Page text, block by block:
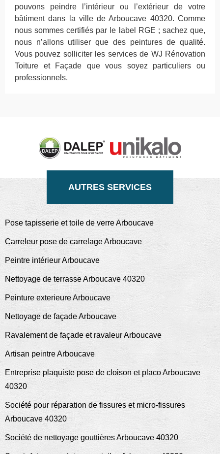
pouvons peindre l’intérieur ou l’extérieur de votre
bâtiment dans la ville de Arboucave 40320. Comme
nous sommes certifiés par le label RGE ; sachez que,
nous n’allons utiliser que des peintures de qualité.
Vous pouvez solliciter les services de WJ Rénovation
Toiture et Façade que vous soyez particuliers ou
professionnels.
AUTRES SERVICES
Pose tapisserie et toile de verre Arboucave
Carreleur pose de carrelage Arboucave
Peintre intérieur Arboucave
Nettoyage de terrasse Arboucave 40320
Peinture exterieure Arboucave
Nettoyage de façade Arboucave
Ravalement de façade et ravaleur Arboucave
Artisan peintre Arboucave
Entreprise plaquiste pose de cloison et placo Arboucave
40320
Société pour réparation de fissures et micro-fissures
Arboucave 40320
Société de nettoyage gouttières Arboucave 40320